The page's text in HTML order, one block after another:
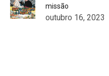
missão
outubro 16, 2023